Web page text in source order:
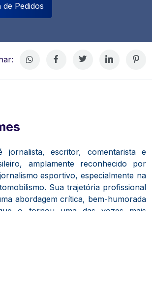
de Pedidos
jornalista, escritor, comentarista e
amplamente reconhecido por
esportivo, especialmente na
Sua trajetória profissional
abordagem crítica, bem-humorada
o tornou uma das vozes mais